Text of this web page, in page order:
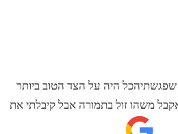
שפגשתיהכל היה על הצד הטוב ביותר
משהו זול בתמורה אבל קיבלתי את